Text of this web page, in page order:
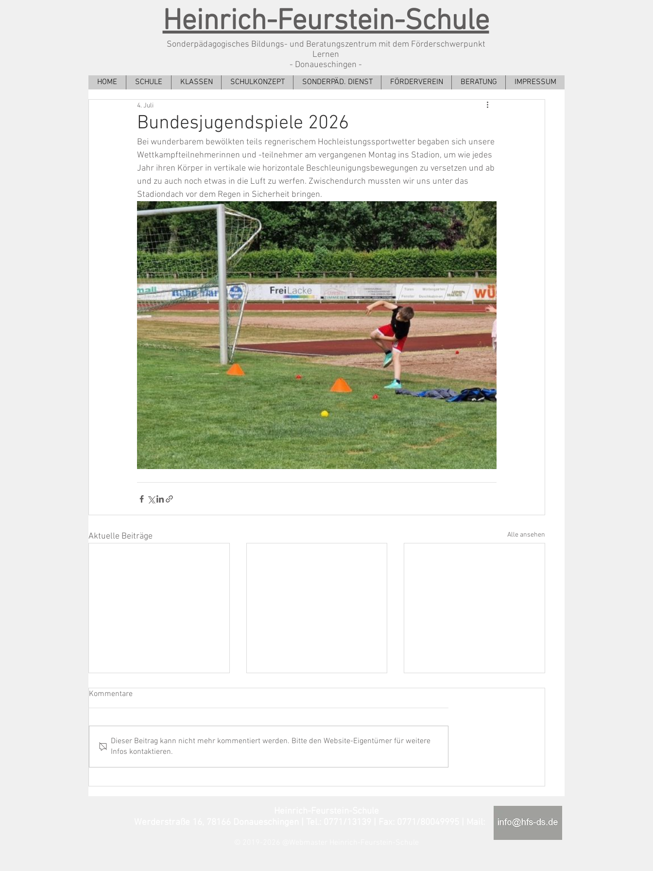
Heinrich-Feurstein-Schule
Sonderpädagogisches Bildungs- und Beratungszentrum mit dem Förderschwerpunkt
Lernen
- Donaueschingen -
HOME SCHULE KLASSEN SCHULKONZEPT SONDERPÄD. DIENST FÖRDERVEREIN BERATUNG IMPRESSUM
Bundesjugendspiele 2026
4. Juli
Bei wunderbarem bewölkten teils regnerischem Hochleistungssportwetter begaben sich unsere
Wettkampfteilnehmerinnen und -teilnehmer am vergangenen Montag ins Stadion, um wie jedes
Jahr ihren Körper in vertikale wie horizontale Beschleunigungsbewegungen zu versetzen und ab
und zu auch noch etwas in die Luft zu werfen. Zwischendurch mussten wir uns unter das
Stadiondach vor dem Regen in Sicherheit bringen.
Aktuelle Beiträge Alle ansehen
The Show Must Go On - Die
Sauter
Awardverleihung bei der
Kommentare
Dieser Beitrag kann nicht mehr kommentiert werden. Bitte den Website-Eigentümer für weitere
Infos kontaktieren.
Werderstraße 16, 78166 Donaueschingen | Tel.: 0771/13139 | Fax: 0771/80049995 | Mail: